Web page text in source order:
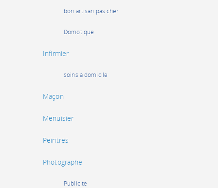
bon artisan pas cher
Domotique
Infirmier
soins à domicile
Maçon
Menuisier
Peintres
Photographe
Publicité